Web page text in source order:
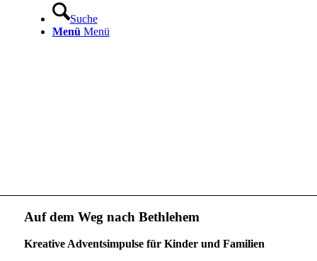
Suche
Menü Menü
Auf dem Weg nach Bethlehem
Kreative Adventsimpulse für Kinder und Familien